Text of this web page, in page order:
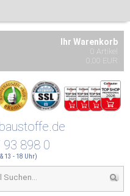
Ihr Warenkorb
0 Artikel
0,00 EUR
898 0
13 - 18 Uhr)